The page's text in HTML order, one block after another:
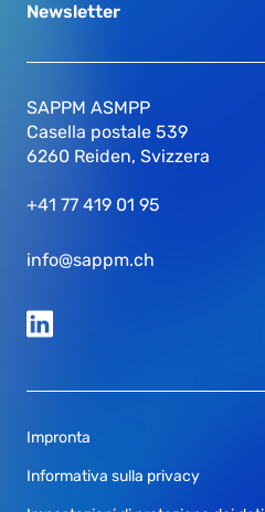
Newsletter
SAPPM ASMPP
Casella postale 539
6260 Reiden, Svizzera
+41 77 419 01 95
info@sappm.ch
Impronta
Informativa sulla privacy